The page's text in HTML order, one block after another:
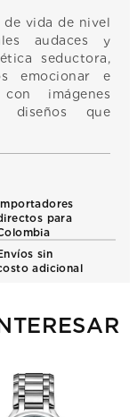
de vida de nivel
audaces y
seductora,
emocionar e
imágenes
diseños que
para
sin
adicional